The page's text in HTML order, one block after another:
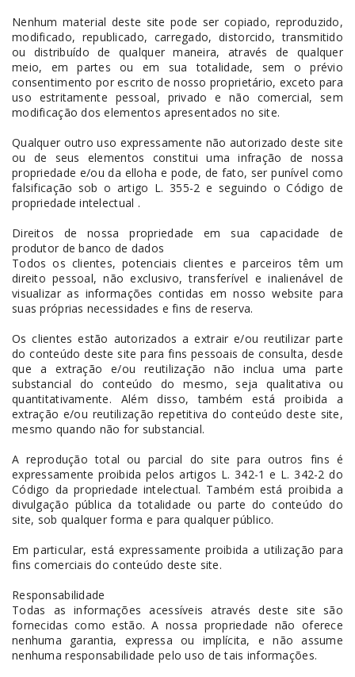
Nenhum material deste site pode ser copiado, reproduzido,
modificado, republicado, carregado, distorcido, transmitido
ou distribuído de qualquer maneira, através de qualquer
meio, em partes ou em sua totalidade, sem o prévio
consentimento por escrito de nosso proprietário, exceto para
uso estritamente pessoal, privado e não comercial, sem
modificação dos elementos apresentados no site.
Qualquer outro uso expressamente não autorizado deste site
ou de seus elementos constitui uma infração de nossa
propriedade e/ou da elloha e pode, de fato, ser punível como
falsificação sob o artigo L. 355-2 e seguindo o Código de
propriedade intelectual .
Direitos de nossa propriedade em sua capacidade de
produtor de banco de dados
Todos os clientes, potenciais clientes e parceiros têm um
direito pessoal, não exclusivo, transferível e inalienável de
visualizar as informações contidas em nosso website para
suas próprias necessidades e fins de reserva.
Os clientes estão autorizados a extrair e/ou reutilizar parte
do conteúdo deste site para fins pessoais de consulta, desde
que a extração e/ou reutilização não inclua uma parte
substancial do conteúdo do mesmo, seja qualitativa ou
quantitativamente. Além disso, também está proibida a
extração e/ou reutilização repetitiva do conteúdo deste site,
mesmo quando não for substancial.
A reprodução total ou parcial do site para outros fins é
expressamente proibida pelos artigos L. 342-1 e L. 342-2 do
Código da propriedade intelectual. Também está proibida a
divulgação pública da totalidade ou parte do conteúdo do
site, sob qualquer forma e para qualquer público.
Em particular, está expressamente proibida a utilização para
fins comerciais do conteúdo deste site.
Responsabilidade
Todas as informações acessíveis através deste site são
fornecidas como estão. A nossa propriedade não oferece
nenhuma garantia, expressa ou implícita, e não assume
nenhuma responsabilidade pelo uso de tais informações.